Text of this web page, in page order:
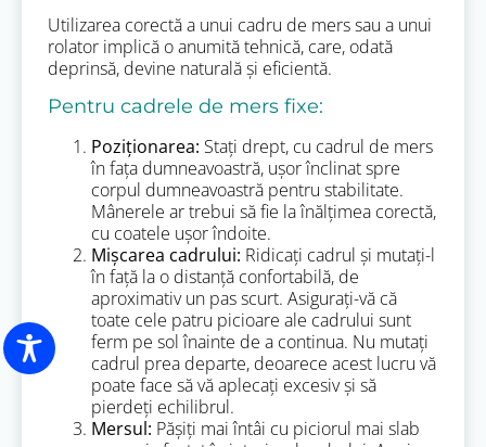
Utilizarea corectă a unui cadru de mers sau a unui
rolator implică o anumită tehnică, care, odată
deprinsă, devine naturală și eficientă.
Pentru cadrele de mers fixe:
Poziționarea: Stați drept, cu cadrul de mers
în fața dumneavoastră, ușor înclinat spre
corpul dumneavoastră pentru stabilitate.
Mânerele ar trebui să fie la înălțimea corectă,
cu coatele ușor îndoite.
Mișcarea cadrului: Ridicați cadrul și mutați-l
în față la o distanță confortabilă, de
aproximativ un pas scurt. Asigurați-vă că
toate cele patru picioare ale cadrului sunt
ferm pe sol înainte de a continua. Nu mutați
cadrul prea departe, deoarece acest lucru vă
poate face să vă aplecați excesiv și să
pierdeți echilibrul.
Mersul: Pășiți mai întâi cu piciorul mai slab